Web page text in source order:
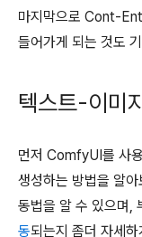
마지막으로 Cont-
들어가게 되는 것도
텍스트-이미
먼저 ComfyUI를 사
생성하는 방법을 알
동법을 알 수 있으며,
동되는지 좀더 자세